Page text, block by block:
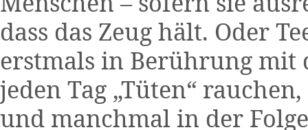
dass das Zeug hält. Oder
erstmals in Berührung mit
jeden Tag „Tüten“
und manchmal in der